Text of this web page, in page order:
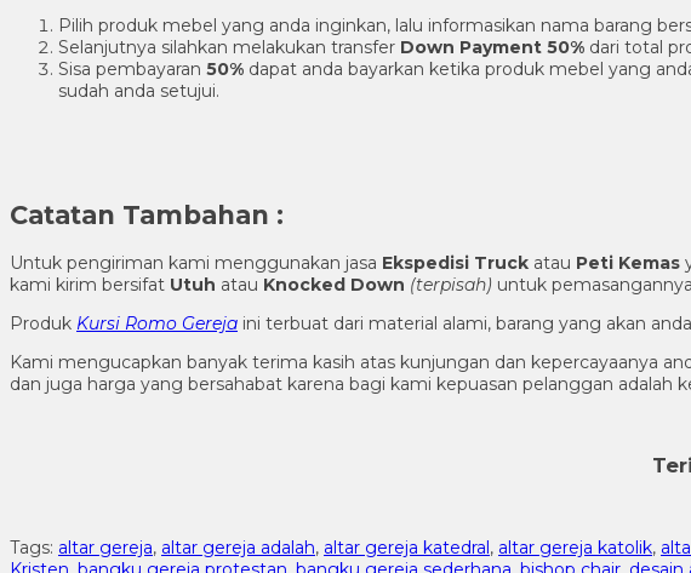
Pilih produk mebel yang anda inginkan, lalu informasikan nama barang
Selanjutnya silahkan melakukan transfer Down Payment 50% dari total
Sisa pembayaran 50% dapat anda bayarkan ketika produk mebel yang
sudah anda setujui.
Catatan Tambahan :
Untuk pengiriman kami menggunakan jasa Ekspedisi Truck atau Peti Kemas
kami kirim bersifat Utuh atau Knocked Down (terpisah) untuk
Produk Kursi Romo Gereja ini terbuat dari material alami, barang yang akan
Kami mengucapkan banyak terima kasih atas kunjungan dan kepercayaanya
dan juga harga yang bersahabat karena bagi kami kepuasan pelanggan
Tags: altar gereja, altar gereja adalah, altar gereja katedral, altar gereja katolik,